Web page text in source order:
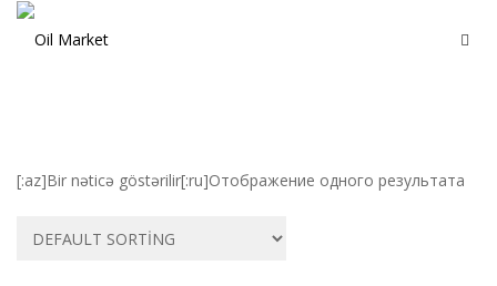
[:az]Bir nəticə göstərilir[:ru]Отображение одного результата